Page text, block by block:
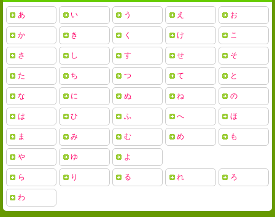
あ い う え お
か き く け こ
さ し す せ そ
た ち つ て と
な に ぬ ね の
は ひ ふ へ ほ
ま み む め も
や ゆ よ
ら り る れ ろ
わ